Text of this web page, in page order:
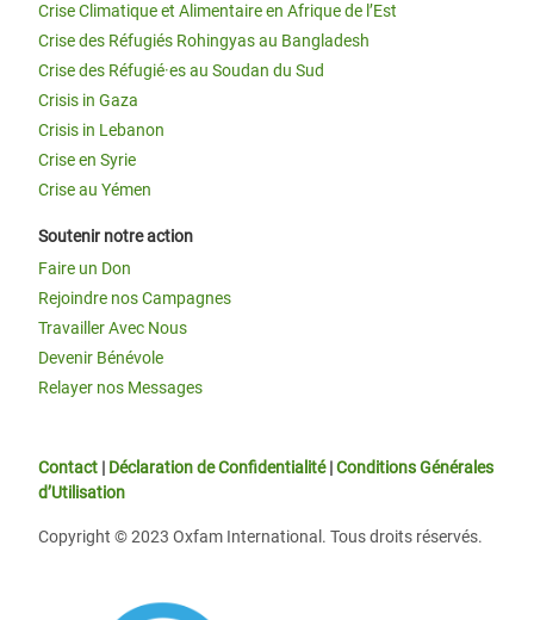
Crise Climatique et Alimentaire en Afrique de l’Est
Crise des Réfugiés Rohingyas au Bangladesh
Crise des Réfugié·es au Soudan du Sud
Crisis in Gaza
Crisis in Lebanon
Crise en Syrie
Crise au Yémen
Soutenir notre action
Faire un Don
Rejoindre nos Campagnes
Travailler Avec Nous
Devenir Bénévole
Relayer nos Messages
Contact | Déclaration de Confidentialité|Conditions Générales
d’Utilisation
Copyright © 2023 Oxfam International. Tous droits réservés.